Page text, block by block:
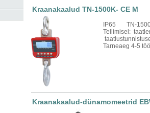
Kraanakaalud TN-1500K- CE M
IP65 TN-
Tellimisel:
Tarneaeg 4-5
Kraanakaalud-dünamomeetrid